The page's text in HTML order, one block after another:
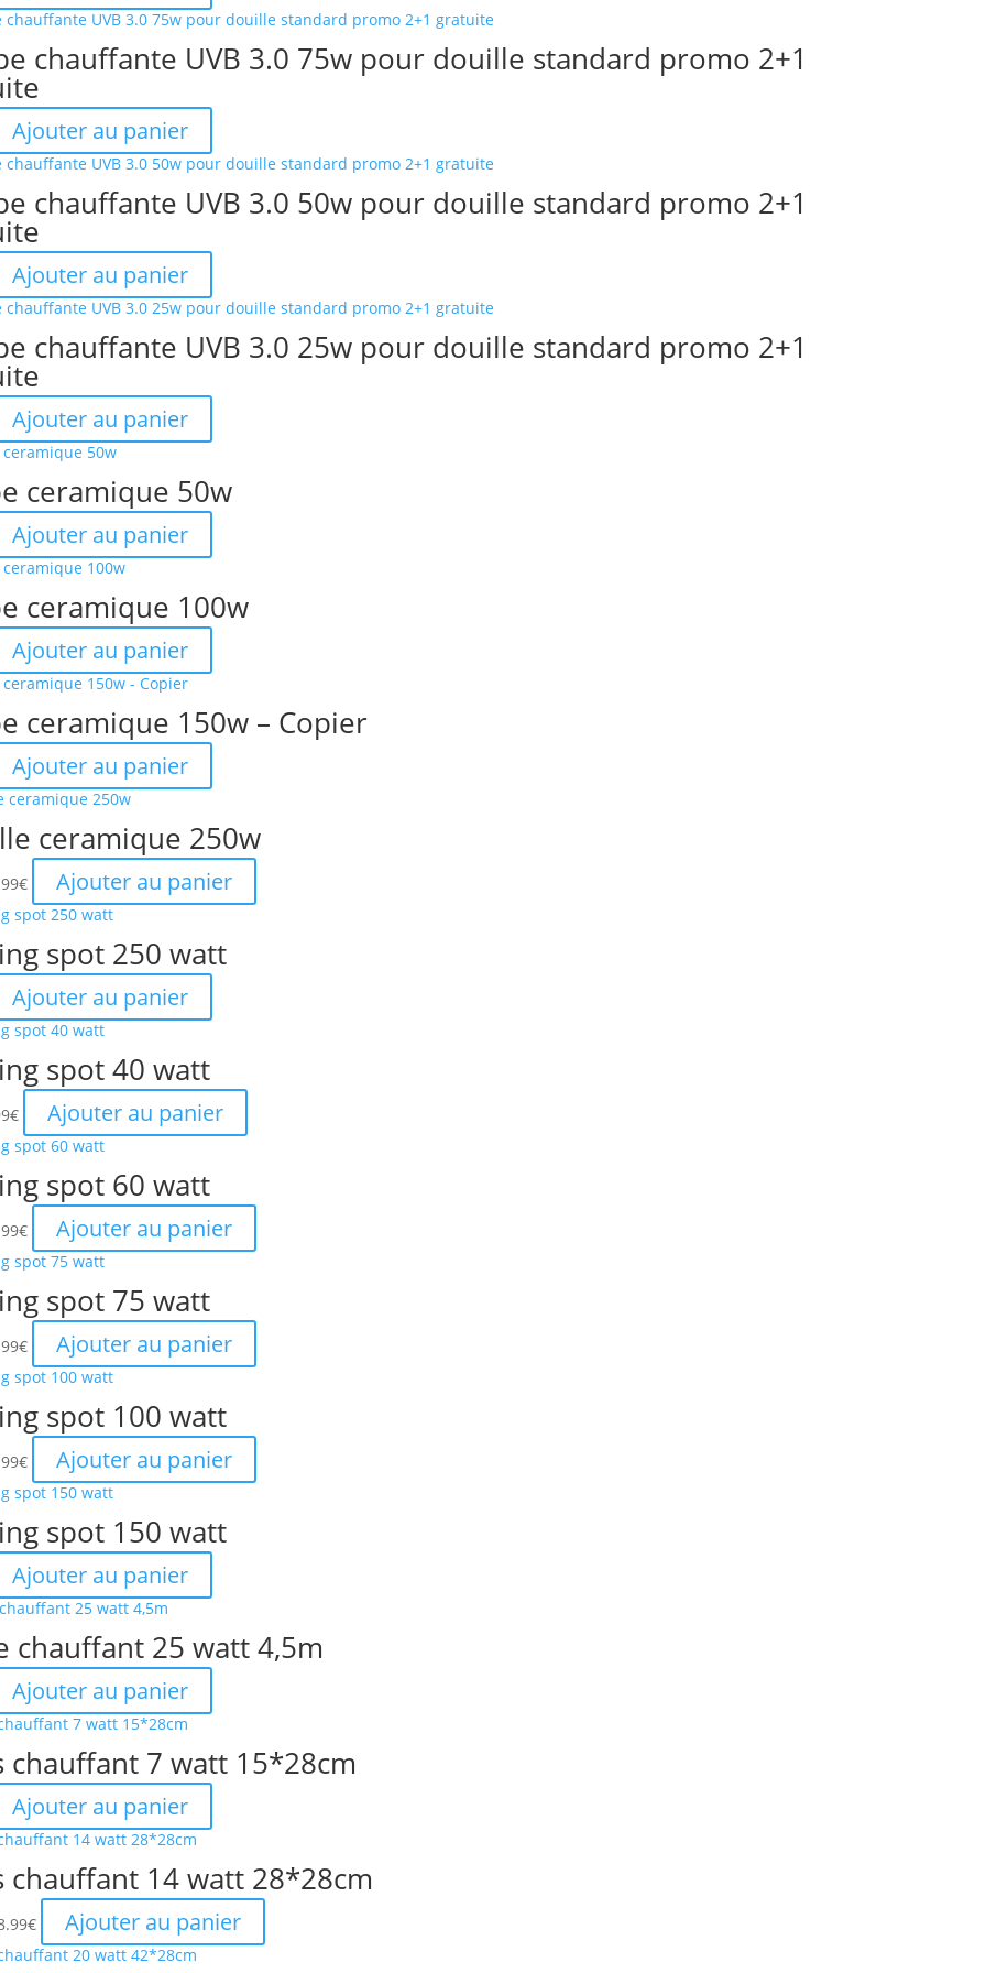
chauffante UVB 3.0 75w pour douille standard promo 2+1
Ajouter au panier
chauffante UVB 3.0 50w pour douille standard promo 2+1
Ajouter au panier
chauffante UVB 3.0 25w pour douille standard promo 2+1
Ajouter au panier
ceramique 50w
Ajouter au panier
ceramique 100w
Ajouter au panier
ceramique 150w – Copier
Ajouter au panier
ceramique 250w
:
€Le
prix
est :
9.99€.
Ajouter au panier
spot 250 watt
Ajouter au panier
spot 40 watt
:
€Le
prix
est :
5.99€.
Ajouter au panier
spot 60 watt
:
€Le
prix
est :
5.99€.
Ajouter au panier
spot 75 watt
:
€Le
prix
est :
5.99€.
Ajouter au panier
spot 100 watt
:
€Le
prix
est :
5.99€.
Ajouter au panier
spot 150 watt
Ajouter au panier
chauffant 25 watt 4,5m
Ajouter au panier
chauffant 7 watt 15*28cm
Ajouter au panier
chauffant 14 watt 28*28cm
€Le
prix
Ajouter au panier